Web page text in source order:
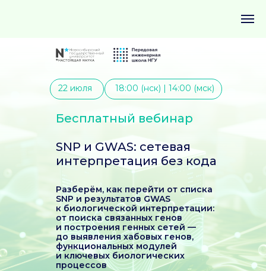
22 июля 18:00 (нск) | 14:00 (мск)
Бесплатный вебинар
SNP и GWAS: cетевая
интерпретация без кода
Разберём, как перейти от списка
SNP и результатов GWAS
к биологической интерпретации:
от поиска связанных генов
и построения генных сетей —
до выявления хабовых генов,
функциональных модулей
и ключевых биологических
процессов